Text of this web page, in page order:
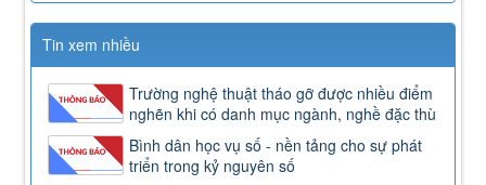
Tin xem nhiều
Trường nghệ thuật tháo gỡ được nhiều điểm
nghẽn khi có danh mục ngành, nghề đặc thù
Bình dân học vụ số - nền tảng cho sự phát
triển trong kỷ nguyên số